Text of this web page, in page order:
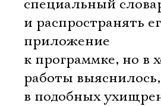
специальный
и распространять
приложение
к программке, но в
работы
в подобных